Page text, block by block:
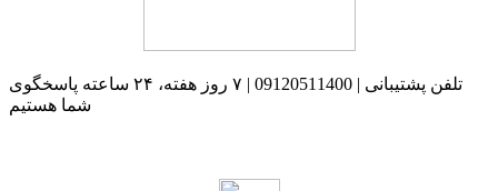
تلفن پشتیبانی | 09120511400 | ۷ روز هفته، ۲۴ ساعته پاسخگوی
شما هستیم